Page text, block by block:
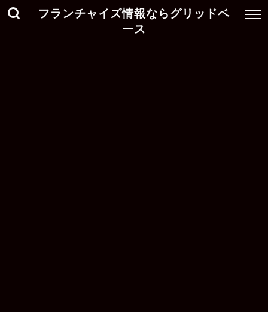
フランチャイズ情報ならグリッドベ
ース